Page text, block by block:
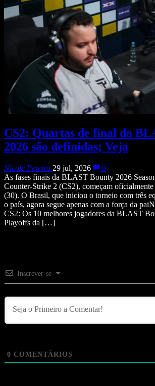
CS2: Quartas de final da
2026 são definidas; Veja
Nicole Pereira 29 jul, 2026
0
As fases finais da BLAST Bounty 2026
Counter-Strike 2 (CS2), começam oficialmente
(30). O Brasil, que iniciou o torneio com três
o país, agora segue apenas com a força da
CS2: Os 10 melhores jogadores da BLAST
Playoffs da […]
Inscrever-se
0 COMENTÁRIOS